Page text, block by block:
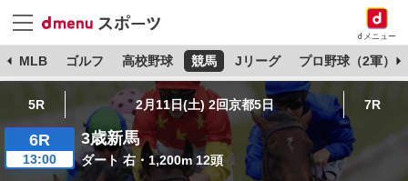
dメニュー
MLB ゴルフ 高校野球 競馬 Jリーグ プロ野球（2軍）
5R 2月11日(土) 2回京都5日 7R
6R
13:00
3歳新馬
ダート 右・1,200m 12頭